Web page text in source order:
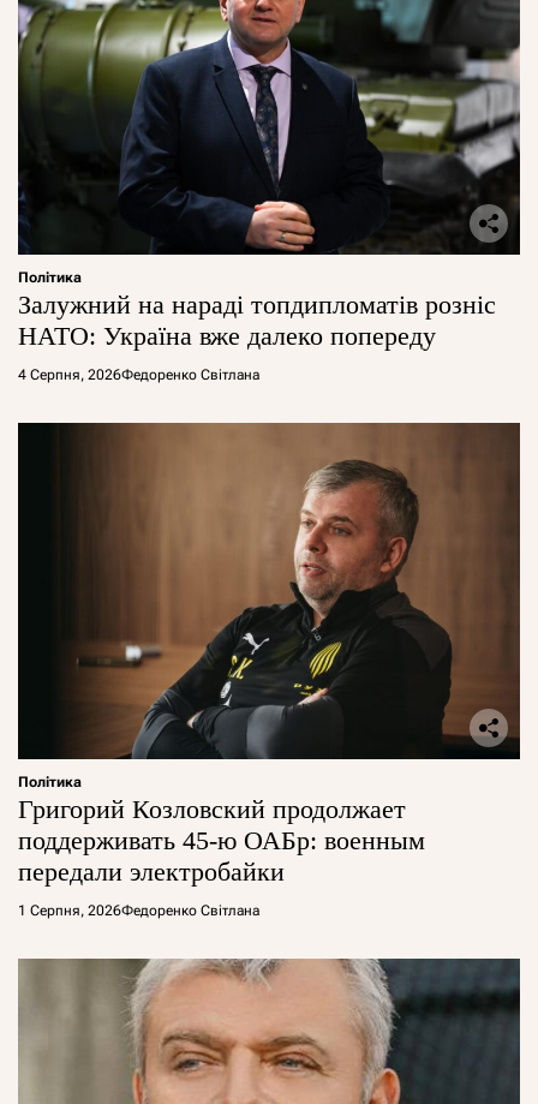
Політика
Залужний на нараді топдипломатів розніс
НАТО: Україна вже далеко попереду
4 Серпня, 2026Федоренко Світлана
Політика
Григорий Козловский продолжает
поддерживать 45-ю ОАБр: военным
передали электробайки
1 Серпня, 2026Федоренко Світлана